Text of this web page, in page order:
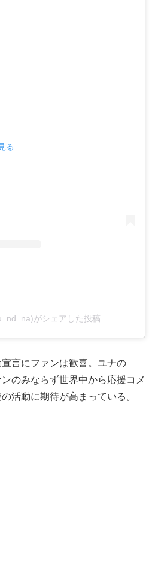
る
がシェアした投稿
言にファンは歓喜。ユナの
のみならず世界中から応援コメ
活動に期待が高まっている。